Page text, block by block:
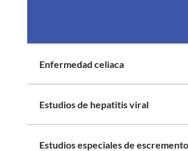
Enfermedad celiaca
Estudios de hepatitis viral
Estudios especiales de escremento